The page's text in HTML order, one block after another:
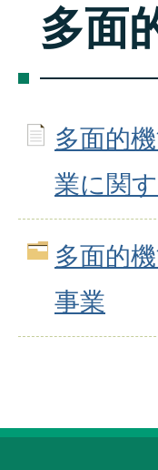
多面
多面的
業に関
多面的
事業